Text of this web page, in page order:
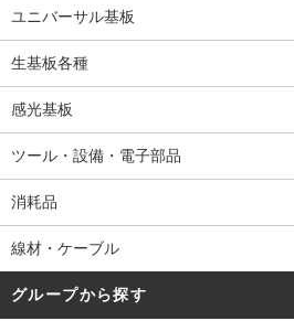
ユニバーサル基板
生基板各種
感光基板
ツール・設備・電子部品
消耗品
線材・ケーブル
グループから探す